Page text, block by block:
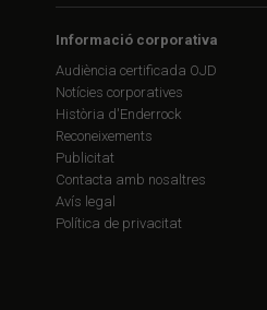
Informació corporativa
Audiència certificada OJD
Notícies corporatives
Història d'Enderrock
Reconeixements
Publicitat
Contacta amb nosaltres
Avís legal
Política de privacitat